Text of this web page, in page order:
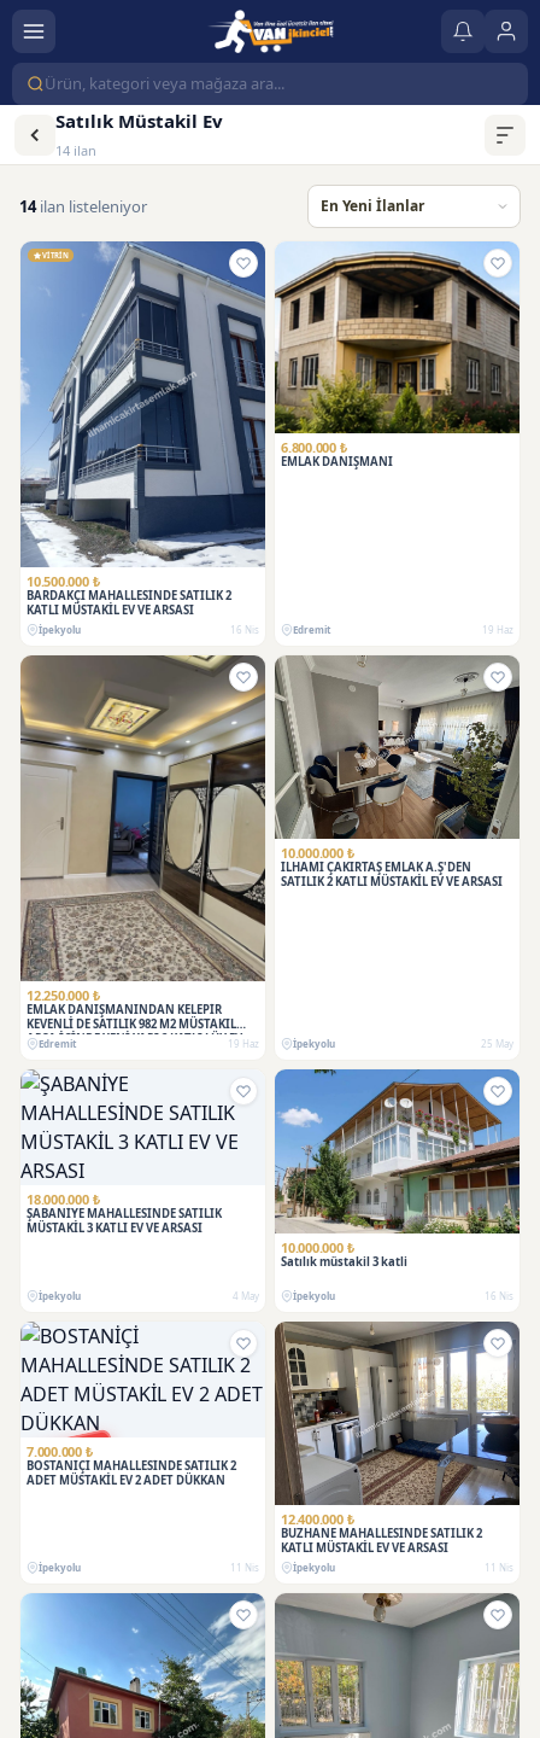
Satılık Müstakil Ev
14 ilan
14ilan listeleniyor
VİTRİN
10.500.000 ₺
BARDAKÇI MAHALLESİNDE SATILIK 2
KATLI MÜSTAKİL EV VE ARSASI
İpekyolu 16 Nis
6.800.000 ₺
EMLAK DANIŞMANI
Edremit 19 Haz
12.250.000 ₺
EMLAK DANIŞMANINDAN KELEPİR
KEVENLİ DE SATILIK 982 M2 MÜSTAKIL
ARSA İÇİNDE YENİ YAPI 2 KATLI LÜX EV
05336004875 FŞYAT 12.250.000 PAZARLIK
PAYI VAR
Edremit 19 Haz
10.000.000 ₺
İLHAMİ ÇAKIRTAŞ EMLAK A.Ş'DEN
SATILIK 2 KATLI MÜSTAKİL EV VE ARSASI
İpekyolu 25 May
18.000.000 ₺
ŞABANİYE MAHALLESİNDE SATILIK
MÜSTAKİL 3 KATLI EV VE ARSASI
İpekyolu 4 May
10.000.000 ₺
Satılık müstakil 3 katli
İpekyolu 16 Nis
SATILDI
7.000.000 ₺
BOSTANİÇİ MAHALLESİNDE SATILIK 2
ADET MÜSTAKİL EV 2 ADET DÜKKAN
İpekyolu 11 Nis
12.400.000 ₺
BUZHANE MAHALLESİNDE SATILIK 2
KATLI MÜSTAKİL EV VE ARSASI
İpekyolu 11 Nis